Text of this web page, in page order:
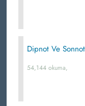
Dipnot Ve
54,144 okuma,